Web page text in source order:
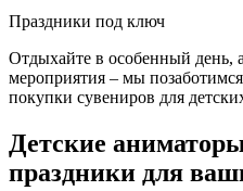
Праздники под ключ
Отдыхайте в особенный день,
мероприятия – мы
покупки сувениров для
Детские
праздники для